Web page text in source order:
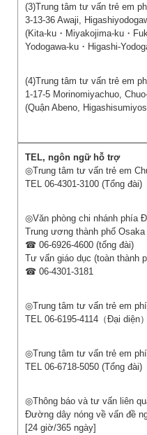
(3)Trung tâm tư vấn trẻ em
3-13-36 Awaji,
(Kita-ku・Miyakojima-ku・
Yodogawa-ku・Higashi-
(4)Trung tâm tư vấn trẻ em
1-17-5 Morinomiyachuo,
(Quận Abeno,
◎Trung tâm tư vấn trẻ em
TEL 06-4301-3100 (Tổng đài)
◎Văn phòng chi nhánh phía
Trung ương thành phố Osaka
☎ 06-6926-4600 (tổng đài)
Tư vấn giáo dục (toàn thành
☎ 06-4301-3181
◎Trung tâm tư vấn trẻ em
TEL 06-6195-4114（Đại diện）
◎Trung tâm tư vấn trẻ em
TEL 06-6718-5050 (Tổng đài)
◎Thông báo và tư vấn liên
Đường dây nóng về vấn đề
[24 giờ/365 ngày]